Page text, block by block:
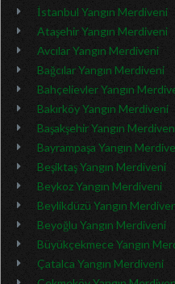
İstanbul Yangın Merdiveni
Ataşehir Yangın Merdiveni
Avcılar Yangın Merdiveni
Bağcılar Yangın Merdiveni
Bahçelievler Yangın
Bakırköy Yangın Merdiveni
Başakşehir Yangın
Bayrampaşa Yangın
Beşiktaş Yangın Merdiveni
Beykoz Yangın Merdiveni
Beylikdüzü Yangın
Beyoğlu Yangın Merdiveni
Büyükçekmece Yangın
Çatalca Yangın Merdiveni